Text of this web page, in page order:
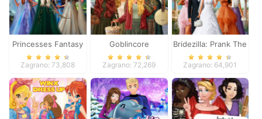
Princesses Fantasy
Makeover
Zagrano: 73,808
Goblincore
Aesthetic
Zagrano: 72,269
Bridezilla: Prank The
Bride
Zagrano: 64,901